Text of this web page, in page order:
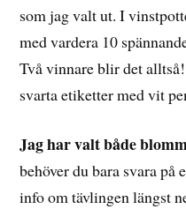
som jag valt ut. I
med vardera 10
Två vinnare blir det
svarta etiketter med vit
Jag har valt både
behöver du bara svara
info om tävlingen längst